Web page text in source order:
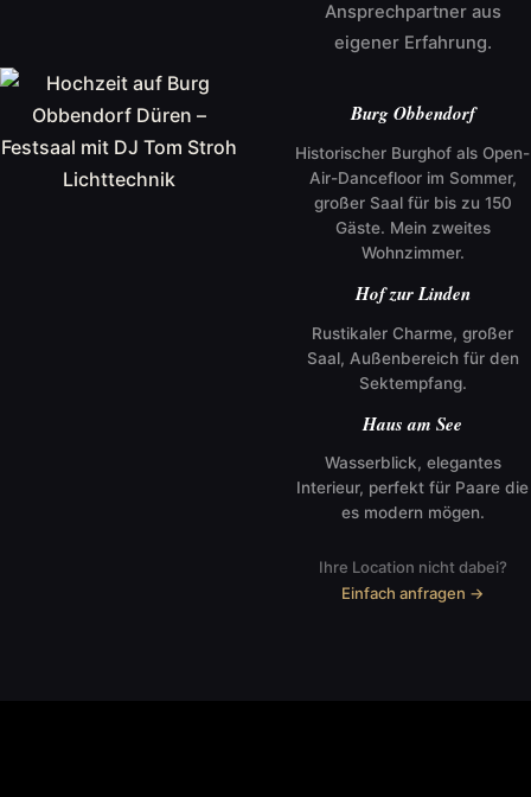
Ansprechpartner aus
eigener Erfahrung.
Burg Obbendorf
Historischer Burghof als Open-
Air-Dancefloor im Sommer,
großer Saal für bis zu 150
Gäste. Mein zweites
Wohnzimmer.
Hof zur Linden
Rustikaler Charme, großer
Saal, Außenbereich für den
Sektempfang.
Haus am See
Wasserblick, elegantes
Interieur, perfekt für Paare die
es modern mögen.
Ihre Location nicht dabei?
Einfach anfragen →